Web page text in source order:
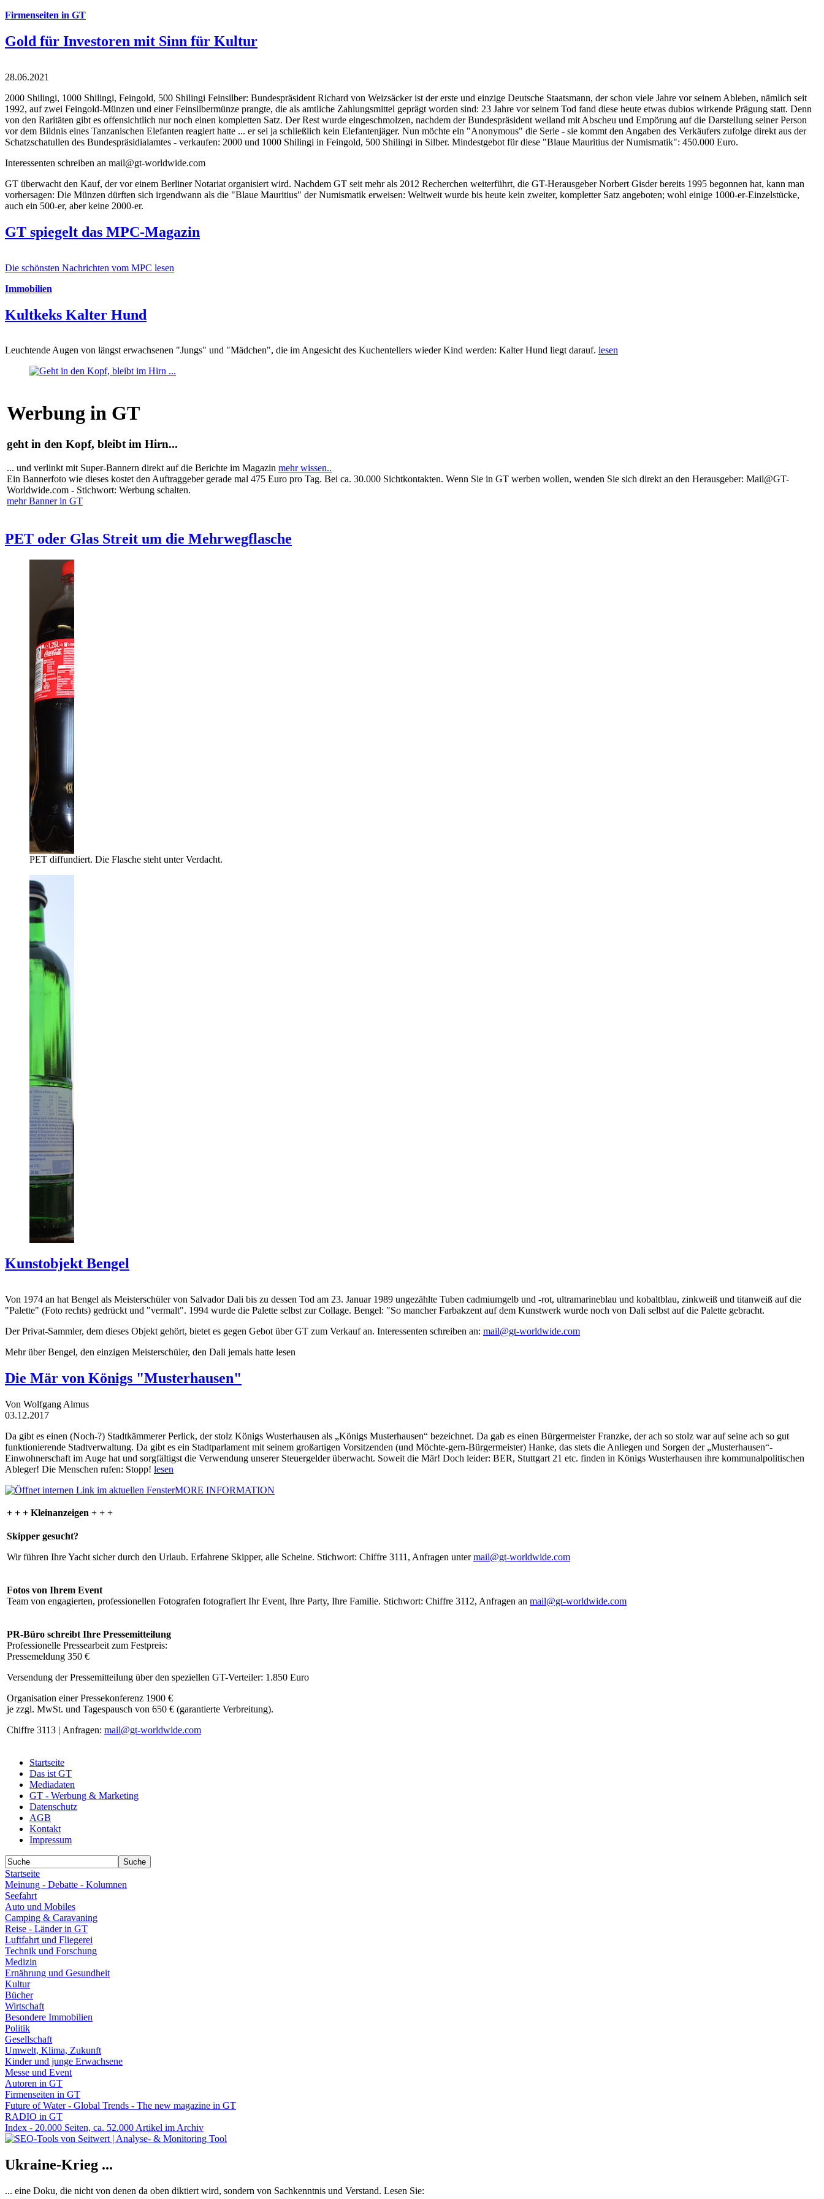
Firmenseiten in GT
Gold für Investoren mit Sinn für Kultur
28.06.2021
2000 Shilingi, 1000 Shilingi, Feingold, 500 Shilingi Feinsilber: Bundespräsident Richard von Weizsäcker ist der erste und einzige Deutsche Staatsmann, der schon viele Jahre vor seinem Ableben, nämlich seit
1992, auf zwei Feingold-Münzen und einer Feinsilbermünze prangte, die als amtliche Zahlungsmittel geprägt worden sind: 23 Jahre vor seinem Tod fand diese heute etwas dubios wirkende Prägung statt. Denn
von den Raritäten gibt es offensichtlich nur noch einen kompletten Satz. Der Rest wurde eingeschmolzen, nachdem der Bundespräsident weiland mit Abscheu und Empörung auf die Darstellung seiner Person
vor dem Bildnis eines Tanzanischen Elefanten reagiert hatte ... er sei ja schließlich kein Elefantenjäger. Nun möchte ein "Anonymous" die Serie - sie kommt den Angaben des Verkäufers zufolge direkt aus der
Schatzschatullen des Bundespräsidialamtes - verkaufen: 2000 und 1000 Shilingi in Feingold, 500 Shilingi in Silber. Mindestgebot für diese "Blaue Mauritius der Numismatik": 450.000 Euro.
Interessenten schreiben an mail@gt-worldwide.com
GT überwacht den Kauf, der vor einem Berliner Notariat organisiert wird. Nachdem GT seit mehr als 2012 Recherchen weiterführt, die GT-Herausgeber Norbert Gisder bereits 1995 begonnen hat, kann man
vorhersagen: Die Münzen dürften sich irgendwann als die "Blaue Mauritius" der Numismatik erweisen: Weltweit wurde bis heute kein zweiter, kompletter Satz angeboten; wohl einige 1000-er-Einzelstücke,
auch ein 500-er, aber keine 2000-er.
GT spiegelt das MPC-Magazin
Die schönsten Nachrichten vom MPC lesen
Immobilien
Kultkeks Kalter Hund
Leuchtende Augen von längst erwachsenen "Jungs" und "Mädchen", die im Angesicht des Kuchentellers wieder Kind werden: Kalter Hund liegt darauf. lesen
Werbung in GT
geht in den Kopf, bleibt im Hirn...
... und verlinkt mit Super-Bannern direkt auf die Berichte im Magazin mehr wissen..
Ein Bannerfoto wie dieses kostet den Auftraggeber gerade mal 475 Euro pro Tag. Bei ca. 30.000 Sichtkontakten. Wenn Sie in GT werben wollen, wenden Sie sich direkt an den Herausgeber: Mail@GT-
Worldwide.com - Stichwort: Werbung schalten.
mehr Banner in GT
PET oder Glas Streit um die Mehrwegflasche
PET diffundiert. Die Flasche steht unter Verdacht.
Kunstobjekt Bengel
Von 1974 an hat Bengel als Meisterschüler von Salvador Dali bis zu dessen Tod am 23. Januar 1989 ungezählte Tuben cadmiumgelb und -rot, ultramarineblau und kobaltblau, zinkweiß und titanweiß auf die
"Palette" (Foto rechts) gedrückt und "vermalt". 1994 wurde die Palette selbst zur Collage. Bengel: "So mancher Farbakzent auf dem Kunstwerk wurde noch von Dali selbst auf die Palette gebracht.
Der Privat-Sammler, dem dieses Objekt gehört, bietet es gegen Gebot über GT zum Verkauf an. Interessenten schreiben an: mail@gt-worldwide.com
Mehr über Bengel, den einzigen Meisterschüler, den Dali jemals hatte lesen
Die Mär von Königs "Musterhausen"
Von Wolfgang Almus
03.12.2017
Da gibt es einen (Noch-?) Stadtkämmerer Perlick, der stolz Königs Wusterhausen als „Königs Musterhausen“ bezeichnet. Da gab es einen Bürgermeister Franzke, der ach so stolz war auf seine ach so gut
funktionierende Stadtverwaltung. Da gibt es ein Stadtparlament mit seinem großartigen Vorsitzenden (und Möchte-gern-Bürgermeister) Hanke, das stets die Anliegen und Sorgen der „Musterhausen“-
Einwohnerschaft im Auge hat und sorgfältigst die Verwendung unserer Steuergelder überwacht. Soweit die Mär! Doch leider: BER, Stuttgart 21 etc. finden in Königs Wusterhausen ihre kommunalpolitischen
Ableger! Die Menschen rufen: Stopp! lesen
MORE INFORMATION
+ + + Kleinanzeigen + + +
Skipper gesucht?
Wir führen Ihre Yacht sicher durch den Urlaub. Erfahrene Skipper, alle Scheine. Stichwort: Chiffre 3111, Anfragen untermail@gt-worldwide.com
Fotos von Ihrem Event
Team von engagierten, professionellen Fotografen fotografiert Ihr Event, Ihre Party, Ihre Familie. Stichwort: Chiffre 3112, Anfragen an mail@gt-worldwide.com
PR-Büro schreibt Ihre Pressemitteilung
Professionelle Pressearbeit zum Festpreis:
Pressemeldung 350 €
Versendung der Pressemitteilung über den speziellen GT-Verteiler: 1.850 Euro
Organisation einer Pressekonferenz 1900 €
je zzgl. MwSt. und Tagespausch von 650 € (garantierte Verbreitung).
Chiffre 3113 | Anfragen: mail@gt-worldwide.com
Startseite
Das ist GT
Mediadaten
GT - Werbung & Marketing
Datenschutz
AGB
Kontakt
Impressum
Startseite
Meinung - Debatte - Kolumnen
Seefahrt
Auto und Mobiles
Camping & Caravaning
Reise - Länder in GT
Luftfahrt und Fliegerei
Technik und Forschung
Medizin
Ernährung und Gesundheit
Kultur
Bücher
Wirtschaft
Besondere Immobilien
Politik
Gesellschaft
Umwelt, Klima, Zukunft
Kinder und junge Erwachsene
Messe und Event
Autoren in GT
Firmenseiten in GT
Future of Water - Global Trends - The new magazine in GT
RADIO in GT
Index - 20.000 Seiten, ca. 52.000 Artikel im Archiv
Ukraine-Krieg ...
... eine Doku, die nicht von denen da oben diktiert wird, sondern von Sachkenntnis und Verstand. Lesen Sie: